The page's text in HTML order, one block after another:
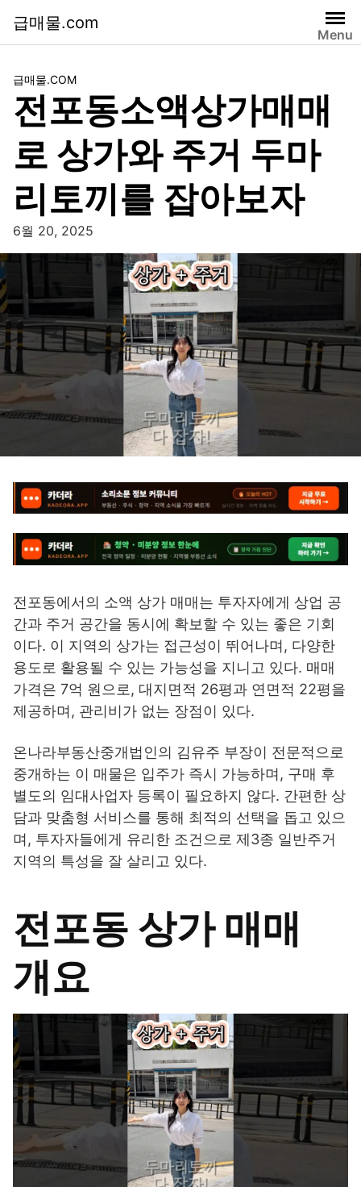
급매물.com
Menu
급매물.COM
전포동소액상가매매
로 상가와 주거 두마
리토끼를 잡아보자
6월 20, 2025
전포동에서의 소액 상가 매매는 투자자에게 상업 공
간과 주거 공간을 동시에 확보할 수 있는 좋은 기회
이다. 이 지역의 상가는 접근성이 뛰어나며, 다양한
용도로 활용될 수 있는 가능성을 지니고 있다. 매매
가격은 7억 원으로, 대지면적 26평과 연면적 22평을
제공하며, 관리비가 없는 장점이 있다.
온나라부동산중개법인의 김유주 부장이 전문적으로
중개하는 이 매물은 입주가 즉시 가능하며, 구매 후
별도의 임대사업자 등록이 필요하지 않다. 간편한 상
담과 맞춤형 서비스를 통해 최적의 선택을 돕고 있으
며, 투자자들에게 유리한 조건으로 제3종 일반주거
지역의 특성을 잘 살리고 있다.
전포동 상가 매매
개요